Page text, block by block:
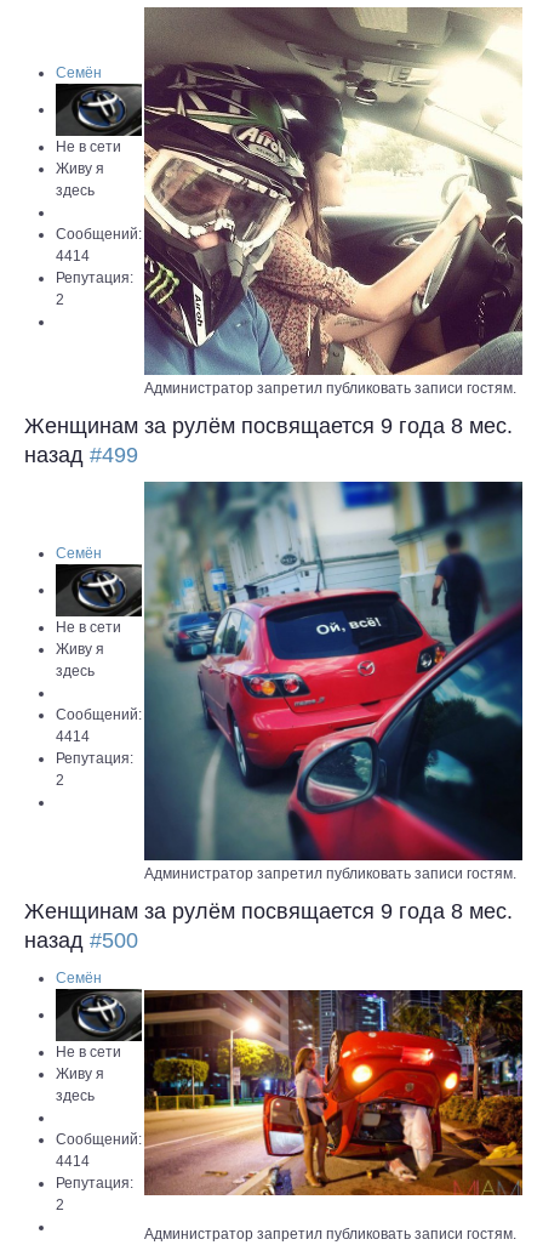
Семён
Не в сети
Живу я
здесь
Сообщений:
4414
Репутация:
2
Администратор запретил публиковать записи гостям.
Женщинам за рулём посвящается 9 года 8 мес.
назад #499
Семён
Не в сети
Живу я
здесь
Сообщений:
4414
Репутация:
2
Администратор запретил публиковать записи гостям.
Женщинам за рулём посвящается 9 года 8 мес.
назад #500
Семён
Не в сети
Живу я
здесь
Сообщений:
4414
Репутация:
2
Администратор запретил публиковать записи гостям.